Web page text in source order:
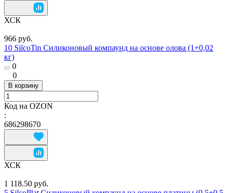
ХСК
966 руб.
10 SilcoTin Силиконовый компаунд на основе олова (1+0,02
кг)
0
0
В корзину
Код на OZON
:
686298670
ХСК
1 118.50 руб.